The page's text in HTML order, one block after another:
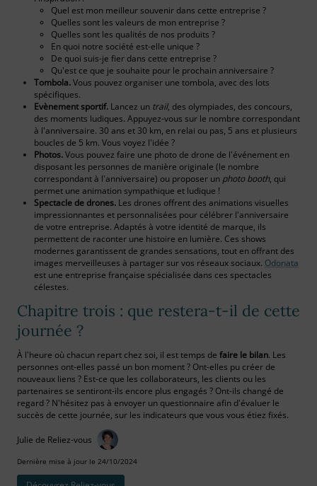
Quel est mon meilleur souvenir dans cette entreprise ?
Quelles sont les valeurs de mon entreprise ?
Quelles sont les qualités de nos produits ?
En quoi notre société est-elle unique ?
De quoi suis-je fier dans cette entreprise ?
Qu'est ce que je souhaite pour le prochain anniversaire ?
Tombola.Vous pouvez organiser une tombola, avec des lots
spécifiques.
Evènement sportif. Lancez un trail, des olympiades, des concours,
des moments ludiques. Appuyez-vous sur le nombre correspondant
à l'anniversaire. 30 ans et 30 km, en relai ou pas, 5 ans et plusieurs
boucles de 5 km. Vous voyez l'idée ?
Photos.Vous pouvez faire une photo de drone de l'événement en
disposant les personnes de manière originale (le nombre
correspondant à l'anniversaire) ou proposer un photo booth, qui
permet une animation sympathique et ludique !
Spectacle de drones. Les drones offrent des animations visuelles
impressionnantes et personnalisées pour célébrer l'anniversaire
de votre entreprise. Adaptés à votre identité de marque, ils
permettent de raconter une histoire en lumière. Ces shows
modernes garantissent de grandes sensations, tout en offrant des
images merveilleuses à partager sur vos réseaux sociaux. Odonata
est une entreprise française spécialisée dans ces spectacles
célestes.
Chapitre trois : que restera-t-il de cette
journée ?
À l'heure où chacun repart chez soi, il est temps de faire le bilan. Les
personnes ont-elles passé un bon moment ? Ont-elles pu créer de
nouveaux liens ? Est-ce que les collaborateurs, les clients ou les
partenaires se sentiront-ils encore plus engagés ? Ont-ils changé de
regard ? N'hésitez pas à envoyer un questionnaire afin d'évaluer le
succès de cette journée, sur les indicateurs que vous vous étiez fixés.
Julie de Reliez-vous
Dernière mise à jour le 24/10/2024